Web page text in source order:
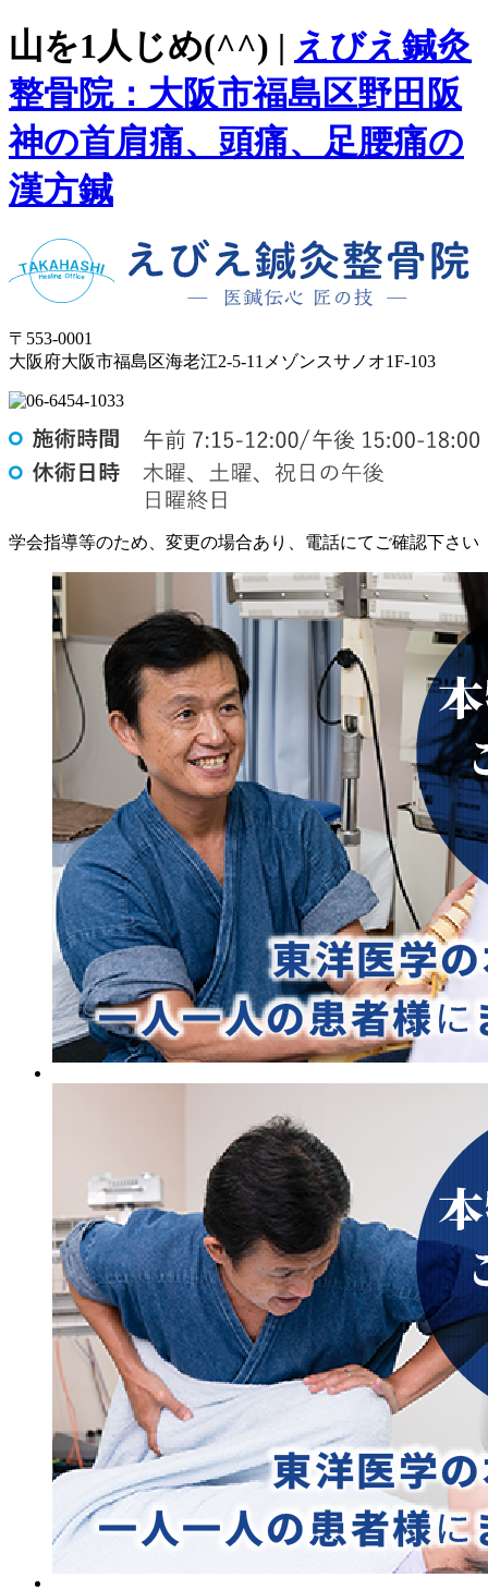
山を1人じめ(^^) | えびえ鍼灸
整骨院：大阪市福島区野田阪
神の首肩痛、頭痛、足腰痛の
漢方鍼
〒553-0001
大阪府大阪市福島区海老江2-5-11メゾンスサノオ1F-103
学会指導等のため、変更の場合あり、電話にてご確認下さい